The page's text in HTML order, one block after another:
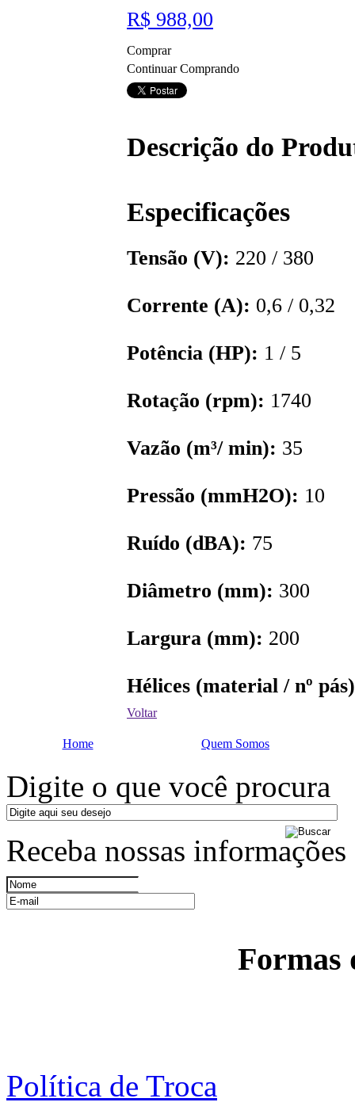
R$ 988,00
Comprar
Continuar Comprando
Descrição do
Especificações
Tensão (V): 220 / 380
Corrente (A): 0,6 / 0,32
Potência (HP): 1 / 5
Rotação (rpm): 1740
Vazão (m³/ min): 35
Pressão (mmH2O): 10
Ruído (dBA): 75
Diâmetro (mm): 300
Largura (mm): 200
Hélices (material / nº
Voltar
Home Quem Somos
Digite o que você procura
Receba nossas
Formas
Política de Troca